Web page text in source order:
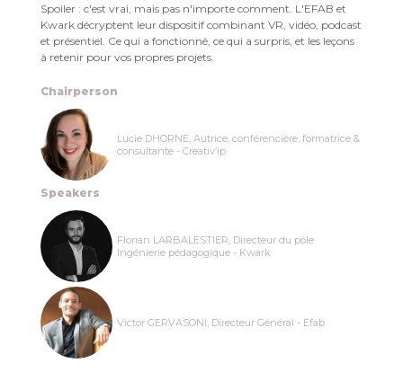
Spoiler : c'est vrai, mais pas n'importe comment. L'EFAB et
Kwark décryptent leur dispositif combinant VR, vidéo, podcast
et présentiel. Ce qui a fonctionné, ce qui a surpris, et les leçons
à retenir pour vos propres projets.
Chairperson
Lucie DHORNE, Autrice, conférencière, formatrice &
consultante - Creativ’ip
Speakers
Florian LARBALESTIER, Directeur du pôle
Ingénierie pédagogique - Kwark
Victor GERVASONI, Directeur Général - Efab